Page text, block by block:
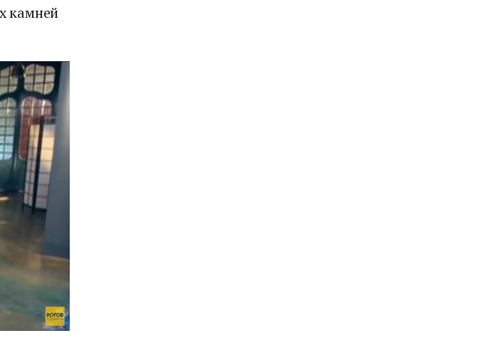
камней